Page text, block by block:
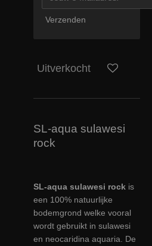
Verzenden
Uitverkocht
SL-aqua sulawesi
rock
SL-aqua sulawesi rock is
een 100% natuurlijke
bodemgrond welke vooral
wordt gebruikt in sulawesi
en neocaridina aquaria. De